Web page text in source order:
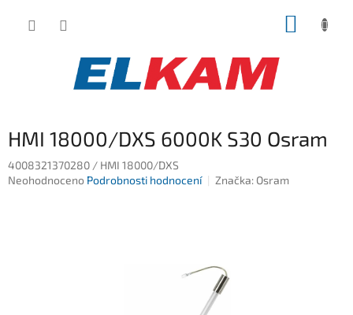
HMI 18000/DXS 6000K S30 Osram
4008321370280 / HMI 18000/DXS
Průměrné
Neohodnoceno Podrobnosti hodnocení Značka: Osram